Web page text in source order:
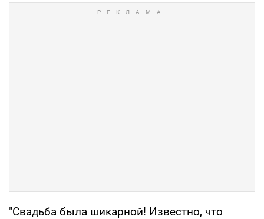
"Свадьба была шикарной! Известно, что